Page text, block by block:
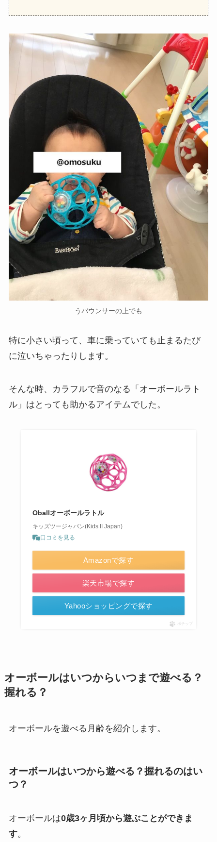
うバウンサーの上でも
特に小さい頃って、車に乗っていても止まるたび
に泣いちゃったりします。
そんな時、カラフルで音のなる「オーボールラト
ル」はとっても助かるアイテムでした。
Oballオーボールラトル
キッズツージャパン(Kids II Japan)
口コミを見る
Amazonで探す
楽天市場で探す
Yahooショッピングで探す
ポチップ
オーボールはいつからいつまで遊べる？
握れる？
オーボールを遊べる月齢を紹介します。
オーボールはいつから遊べる？握れるのはい
つ？
オーボールは0歳3ヶ月頃から遊ぶことができま
す。